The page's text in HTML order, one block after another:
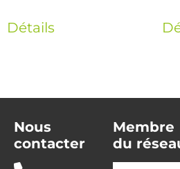
Détails
Nous
contacter
Membre
du